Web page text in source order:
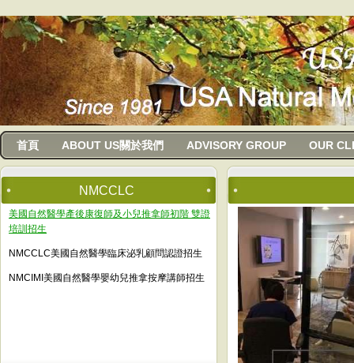
usanma
首頁 ABOUT US關於我們 ADVISORY GROUP OUR
NMCCLC
美國自然醫學產後康復師及小兒推拿師初階 雙證
培訓招生
NMCCLC美國自然醫學臨床泌乳顧問認證招生
NMCIMI美國自然醫學嬰幼兒推拿按摩講師招生